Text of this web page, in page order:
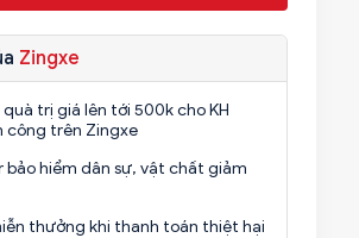
Zingxe
quà trị giá lên tới 500k cho KH
công trên Zingxe
bảo hiểm dân sự, vật chất giảm
thưởng khi thanh toán thiệt hại